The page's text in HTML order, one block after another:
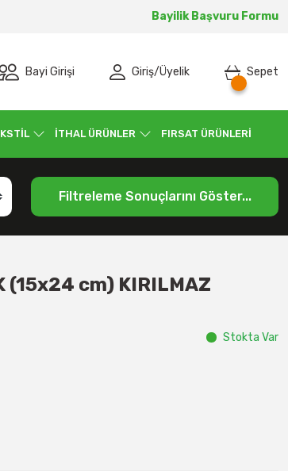
Bayilik Başvuru Formu
Bayi Girişi Giriş/Üyelik Sepet
İTHAL ÜRÜNLER FIRSAT ÜRÜNLERİ
Filtreleme Sonuçlarını Göster...
(15x24 cm) KIRILMAZ
Stokta Var